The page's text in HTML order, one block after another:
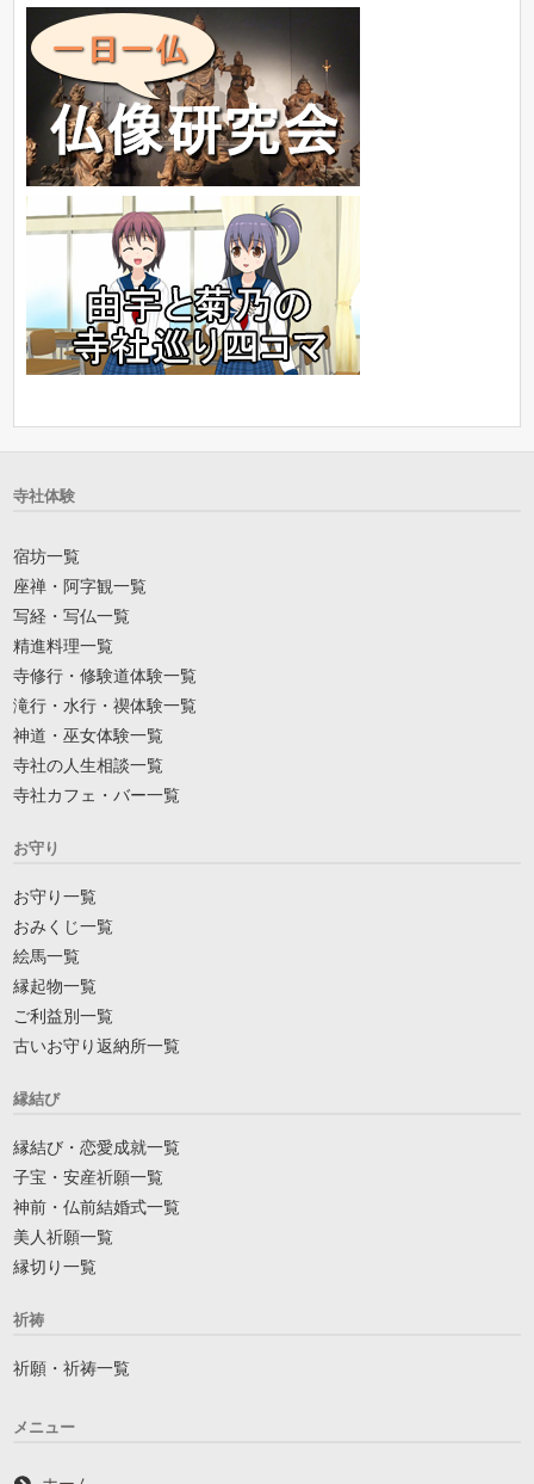
寺社体験
宿坊一覧
座禅・阿字観一覧
写経・写仏一覧
精進料理一覧
寺修行・修験道体験一覧
滝行・水行・禊体験一覧
神道・巫女体験一覧
寺社の人生相談一覧
寺社カフェ・バー一覧
お守り
お守り一覧
おみくじ一覧
絵馬一覧
縁起物一覧
ご利益別一覧
古いお守り返納所一覧
縁結び
縁結び・恋愛成就一覧
子宝・安産祈願一覧
神前・仏前結婚式一覧
美人祈願一覧
縁切り一覧
祈祷
祈願・祈祷一覧
メニュー